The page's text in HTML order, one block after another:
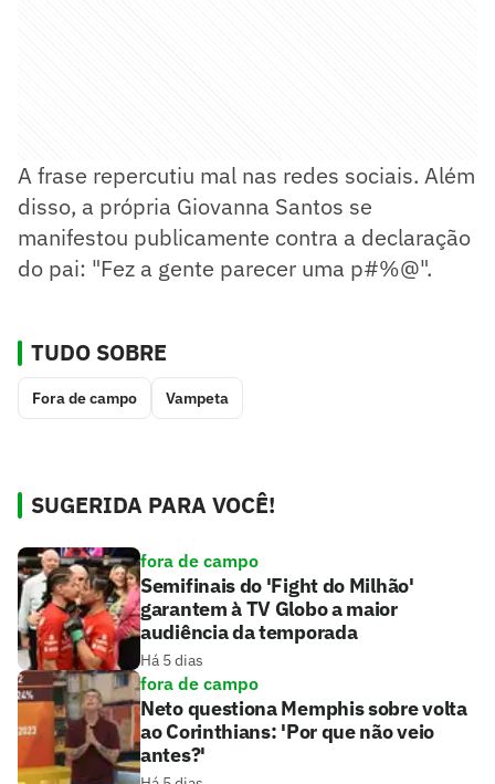
A frase repercutiu mal nas redes sociais. Além
disso, a própria Giovanna Santos se
manifestou publicamente contra a declaração
do pai: "Fez a gente parecer uma p#%@".
TUDO SOBRE
Fora de campo Vampeta
SUGERIDA PARA VOCÊ!
fora de campo
Semifinais do 'Fight do Milhão'
garantem à TV Globo a maior
audiência da temporada
Há 5 dias
fora de campo
Neto questiona Memphis sobre volta
ao Corinthians: 'Por que não veio
antes?'